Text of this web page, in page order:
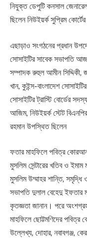
নিযুক্ত ডেপুটি কনসাল
ছিলেন নিউইয়র্ক সুপ্রিম
এছাড়াও সংগঠনের প্রধান
সোসাইটির সাবেক সভাপতি
সম্পাদক রুহুল আমীন সিদ্দিকী,
খান, কুইন্স-বাংলাদেশ
সোসাইটির ট্রাস্টি বোর্ডের
আজিম, নিউইয়র্ক স্টেট
রহমান উপস্থিত ছিলেন
ফতার মাহফিলে পবিত্র
মুসলিম সেন্টারের খতিব ও
মুসলিম উম্মাহর শান্তি,
সভাপতি দুলাল বেহেদু ইফতার
কৃতজ্ঞতা জানান। পরে
মাহফিলে ছোট্টমণিদের পবিত্র
উল্লেখ্য, দোহার, নবাবগঞ্জ,